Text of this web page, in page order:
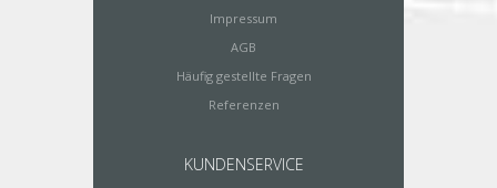
Impressum
AGB
Häufig gestellte Fragen
Referenzen
KUNDENSERVICE